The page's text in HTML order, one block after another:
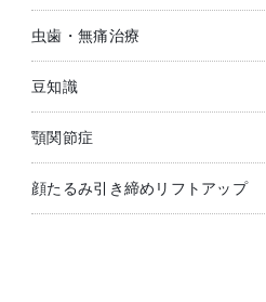
虫歯・無痛治療
豆知識
顎関節症
顔たるみ引き締めリフトアップ